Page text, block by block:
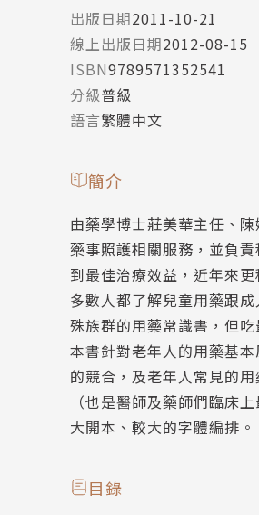
出版日期2011-10-21
線上出版日期2012-08-15
ISBN9789571352541
分級普級
語言繁體中文
簡介
由藥學博士莊美華主任、
藥事照護相關服務，並負
到最佳治療效益，近年來
多數人都了解兒童用藥跟
殊族群的用藥常識書，但
本書針對老年人的用藥基
的競合，及老年人常見的
（也是醫師及藥師們臨床
大開本、較大的字體編排。
目錄